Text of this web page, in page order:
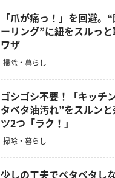
「爪が痛っ！」を回避。
ーリング”に紐をスルっ
ワザ
掃除・暮らし
ゴシゴシ不要！「キッチ
タベタ油汚れ”をスルン
ツ2つ「ラク！」
掃除・暮らし
少しの工夫でベタベタし